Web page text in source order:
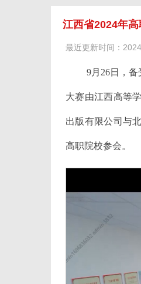
江西省2024年
最近更新时间：
9月26日，
大赛由江西高等
出版有限公司与
高职院校参会。